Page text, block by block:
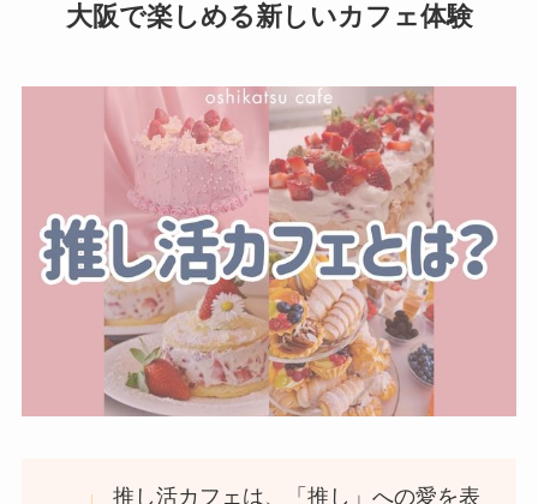
大阪で楽しめる新しいカフェ体験
推し活カフェは、「推し」への愛を表